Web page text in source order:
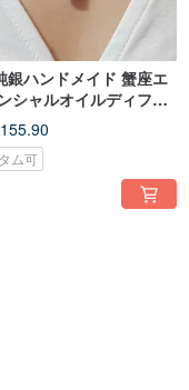
銀ハンドメイド 蟹座エ
シャルオイルディフュ
ボトル
ム可